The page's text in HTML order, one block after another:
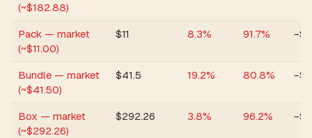
(~$182.88)
Pack — market
(~$11.00)
$11 8.3% 91.7% −$8
Bundle — market
(~$41.50)
$41.5 19.2% 80.8%
Box — market
(~$292.26)
$292.26 3.8% 96.2%